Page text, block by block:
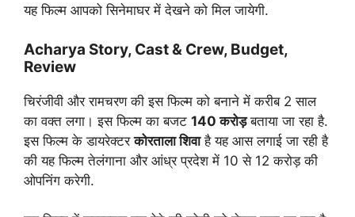
यह फिल्म आपको सिनेमाघर में देखने को मिल जायेगी.
Acharya Story, Cast & Crew, Budget,
Review
चिरंजीवी और रामचरण की इस फिल्म को बनाने में करीब 2 साल
का वक्त लगा। इस फिल्म का बजट 140 करोड़बताया जा रहा है.
इस फिल्म के डायरेक्टरकोरताला शिवाहै यह आस लगाई जा रही है
की यह फिल्म तेलंगाना और आंध्र प्रदेश में 10 से 12 करोड़ की
ओपनिंग करेगी.